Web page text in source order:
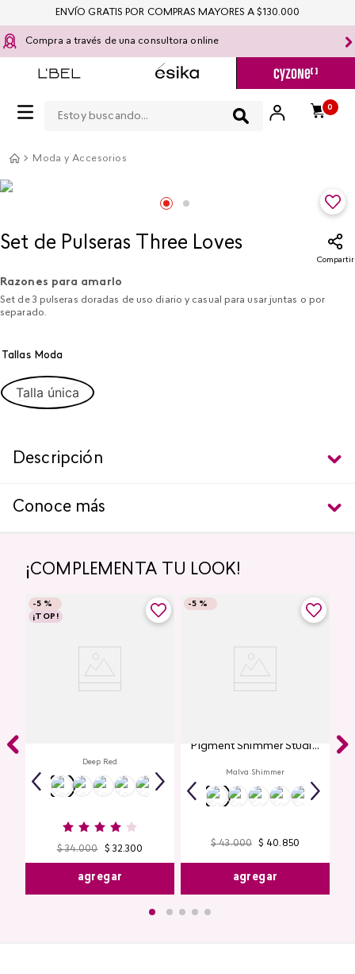
Compra a través de una consultora online
0
ENVÍO GRATIS POR COMPRAS MAYORES A $130.000
Moda y Accesorios
Set de Pulseras Three Loves
Compartir
Razones para amarlo
Set de 3 pulseras doradas de uso diario y casual para usar juntas o por
separado.
Tallas Moda
Talla única
Descripción
Conoce más
¡COMPLEMENTA TU LOOK!
-5 %
¡TOP!
Deep Red
$ 34.000 $ 32.300
agregar
-5 %
Pigment Shimmer Studio
Malva Shimmer
$ 43.000 $ 40. 850
agregar